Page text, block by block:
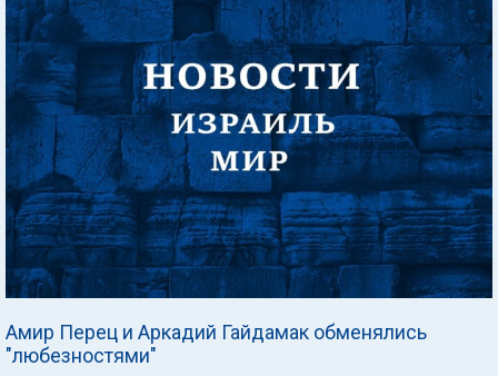
Амир Перец и Аркадий Гайдамак обменялись
"любезностями"